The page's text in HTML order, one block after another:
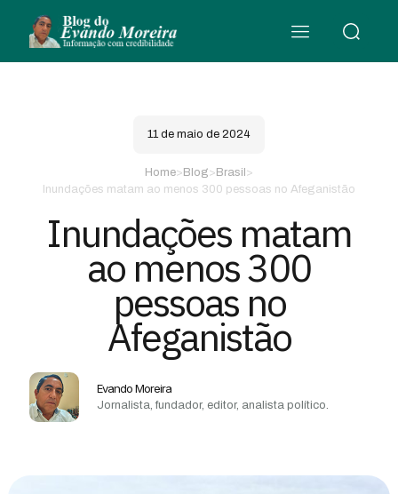
11 de maio de 2024
Home> Blog> Brasil >
Inundações matam ao menos 300 pessoas no Afeganistão
Inundações matam
ao menos 300
pessoas no
Afeganistão
Evando Moreira
Jornalista, fundador, editor, analista político.